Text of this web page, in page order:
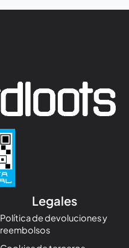
Legales
Política de devoluciones y
reembolsos